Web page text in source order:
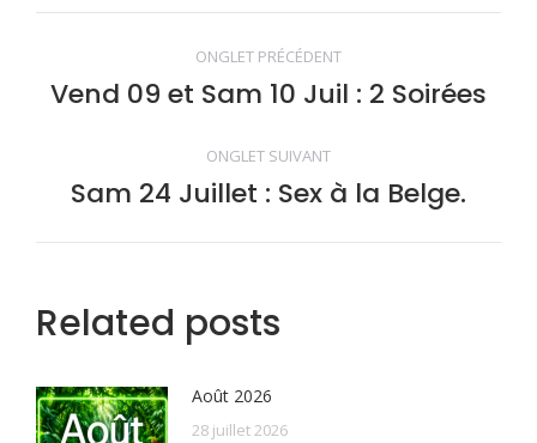
Navigation
de
commentaire
ONGLET PRÉCÉDENT
Onglet
Vend 09 et Sam 10 Juil : 2 Soirées
ONGLET SUIVANT
Onglet
Sam 24 Juillet : Sex à la Belge.
Related posts
Août 2026
28 juillet 2026